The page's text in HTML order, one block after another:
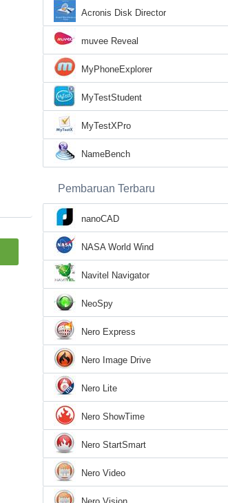
Acronis Disk Director
muvee Reveal
MyPhoneExplorer
MyTestStudent
MyTestXPro
NameBench
Pembaruan Terbaru
nanoCAD
NASA World Wind
Navitel Navigator
NeoSpy
Nero Express
Nero Image Drive
Nero Lite
Nero ShowTime
Nero StartSmart
Nero Video